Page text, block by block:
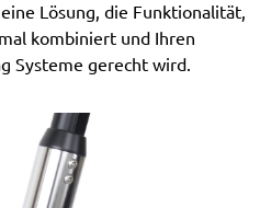
Lösung, die Funktionalität,
kombiniert und Ihren
Systeme gerecht wird.